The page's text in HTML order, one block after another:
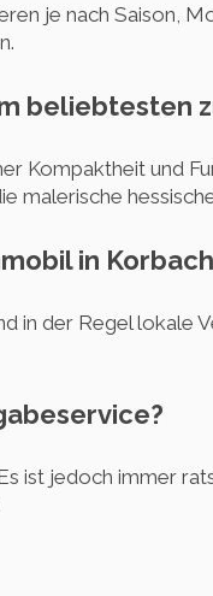
je nach Saison,
beliebtesten
Kompaktheit und
malerische
in
in der Regel lokale
ist jedoch immer